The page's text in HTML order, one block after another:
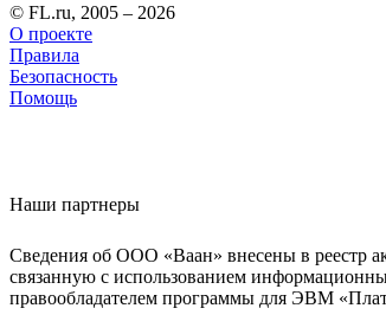
© FL.ru, 2005 – 2026
О проекте
Правила
Безопасность
Помощь
Наши партнеры
Сведения об ООО «Ваан» внесены в реестр
связанную с использованием
правообладателем программы для ЭВМ